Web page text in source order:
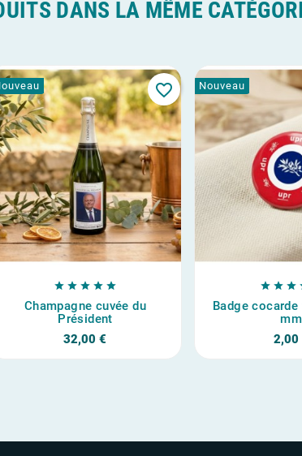
DANS LA MÊME
    
Champagne cuvée du
Président
32,00 €
favorite_border Nouveau
  
Badge
mm
2,00